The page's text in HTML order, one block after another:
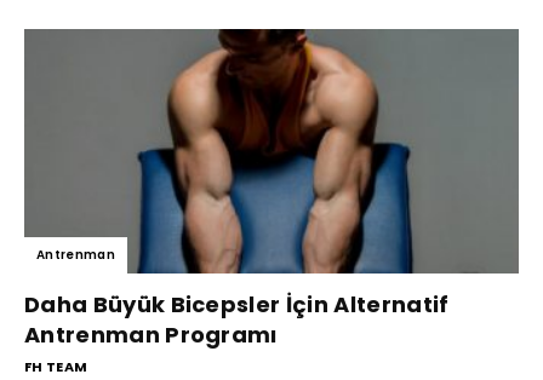
Antrenman
Daha Büyük Bicepsler İçin Alternatif
Antrenman Programı
FH TEAM